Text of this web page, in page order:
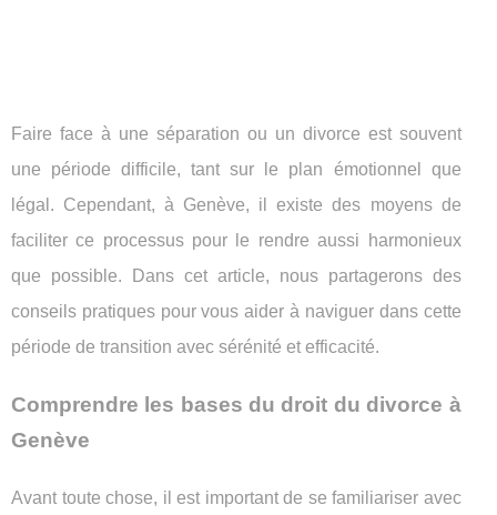
Faire face à une séparation ou un divorce est souvent
une période difficile, tant sur le plan émotionnel que
légal. Cependant, à Genève, il existe des moyens de
faciliter ce processus pour le rendre aussi harmonieux
que possible. Dans cet article, nous partagerons des
conseils pratiques pour vous aider à naviguer dans cette
période de transition avec sérénité et efficacité.
Comprendre les bases du droit du divorce à
Genève
Avant toute chose, il est important de se familiariser avec